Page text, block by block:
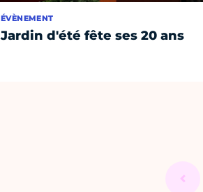
ÉVÈNEMENT
Jardin d'été fête ses 20 ans